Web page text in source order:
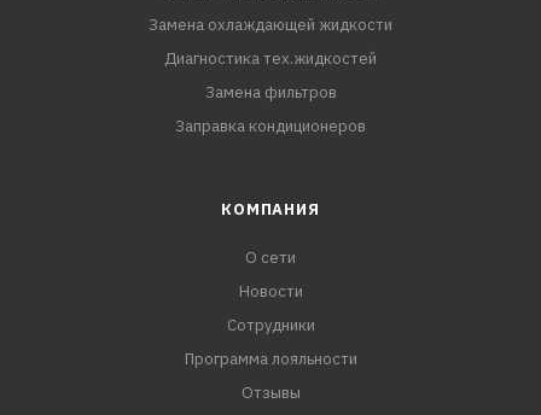
Замена охлаждающей жидкости
Диагностика тех.жидкостей
Замена фильтров
Заправка кондиционеров
КОМПАНИЯ
О сети
Новости
Сотрудники
Программа лояльности
Отзывы